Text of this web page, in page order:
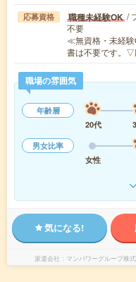
応募資格 職種未経験OK /
不要
≪無資格・未経
書は不要です。
職場の雰囲気
年齢層
20代
男女比率
女性
気になる!
派遣会社 マンパワーグループ株